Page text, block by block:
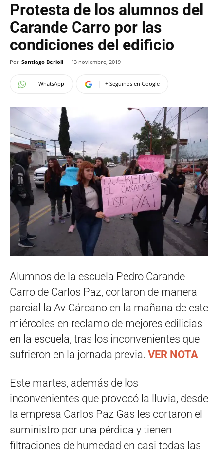
Protesta de los alumnos del
Carande Carro por las
condiciones del edificio
Por Santiago Berioli - 13 noviembre, 2019
WhatsApp + Seguinos en Google
Alumnos de la escuela Pedro Carande
Carro de Carlos Paz, cortaron de manera
parcial la Av Cárcano en la mañana de este
miércoles en reclamo de mejores edilicias
en la escuela, tras los inconvenientes que
sufrieron en la jornada previa. VER NOTA
Este martes, además de los
inconvenientes que provocó la lluvia, desde
la empresa Carlos Paz Gas les cortaron el
suministro por una pérdida y tienen
filtraciones de humedad en casi todas las